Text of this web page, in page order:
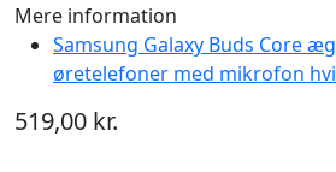
Mere information
Samsung Galaxy Buds Core
øretelefoner med mikrofon
519,00 kr.